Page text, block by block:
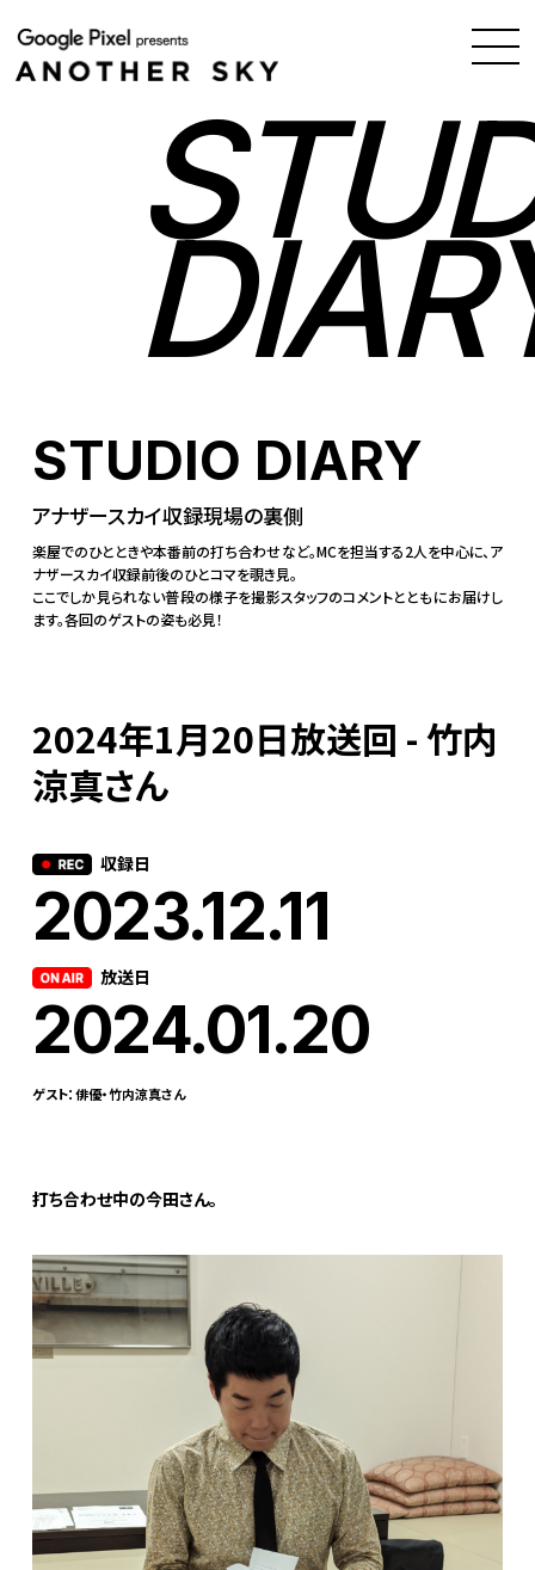
STUDIO DIARY
アナザースカイ収録現場の裏側
楽屋でのひとときや本番前の打ち合わせなど。MCを担当する2人を中心に、ア
ナザースカイ収録前後のひとコマを覗き見。
ここでしか見られない普段の様子を撮影スタッフのコメントとともにお届けし
ます。各回のゲストの姿も必見！
2024年1月20日放送回 - 竹内
涼真さん
収録日
2023.12.11
放送日
2024.01.20
ゲスト：俳優・竹内涼真さん
打ち合わせ中の今田さん。